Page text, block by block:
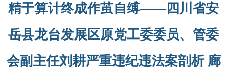
精于算计终成作茧自缚——四川省安
岳县龙台发展区原党工委委员、管委
会副主任刘耕严重违纪违法案剖析 廊